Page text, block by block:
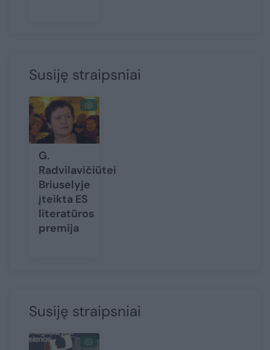
Susiję straipsniai
G.
Radvilavičiūtei
Briuselyje
įteikta ES
literatūros
premija
Susiję straipsniai